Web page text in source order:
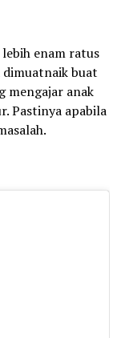
enam ratus
dimuatnaik buat
mengajar anak
Pastinya apabila